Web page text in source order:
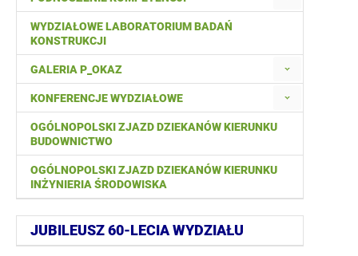
WYDZIAŁOWE LABORATORIUM BADAŃ
KONSTRUKCJI
GALERIA P_OKAZ
KONFERENCJE WYDZIAŁOWE
OGÓLNOPOLSKI ZJAZD DZIEKANÓW KIERUNKU
BUDOWNICTWO
OGÓLNOPOLSKI ZJAZD DZIEKANÓW KIERUNKU
INŻYNIERIA ŚRODOWISKA
JUBILEUSZ 60-LECIA WYDZIAŁU